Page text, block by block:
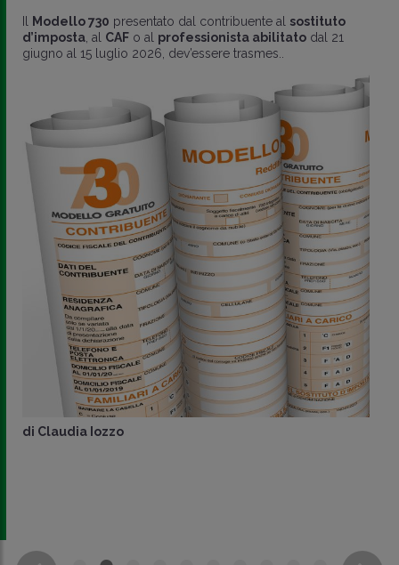
Modello 730 presentato dal contribuente al sostituto
d’imposta , al CAF o al professionista abilitato dal 21
giugno al 15 luglio 2026, dev’essere trasmes..
di Claudia Iozzo